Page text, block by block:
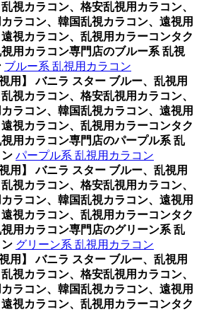
視カラコン、格安乱視用カラコン、
ラコン、韓国乱視カラコン、遠視用
視カラコン、乱視用カラーコンタク
視用カラコン専門店のブルー系 乱視
ブルー系 乱視用カラコン
視用】 バニラ スター ブルー、乱視用
視カラコン、格安乱視用カラコン、
ラコン、韓国乱視カラコン、遠視用
視カラコン、乱視用カラーコンタク
視用カラコン専門店のパープル系 乱
パープル系 乱視用カラコン
視用】 バニラ スター ブルー、乱視用
視カラコン、格安乱視用カラコン、
ラコン、韓国乱視カラコン、遠視用
視カラコン、乱視用カラーコンタク
視用カラコン専門店のグリーン系 乱
グリーン系 乱視用カラコン
視用】 バニラ スター ブルー、乱視用
視カラコン、格安乱視用カラコン、
ラコン、韓国乱視カラコン、遠視用
視カラコン、乱視用カラーコンタク